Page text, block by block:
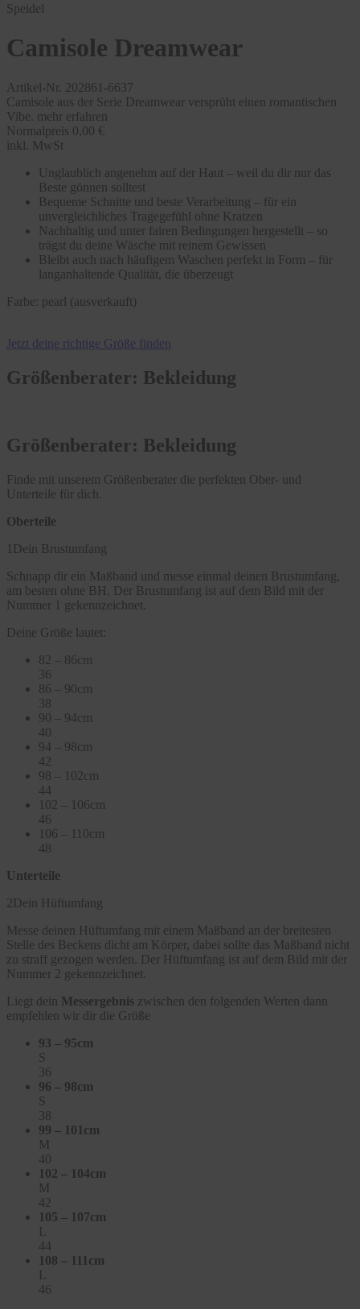
Speidel
Camisole Dreamwear
Artikel-Nr. 202861-6637
Camisole aus der Serie Dreamwear versprüht einen romantischen
Vibe. mehr erfahren
Normalpreis 0,00 €
inkl. MwSt
Unglaublich angenehm auf der Haut – weil du dir nur das
Beste gönnen solltest
Bequeme Schnitte und beste Verarbeitung – für ein
unvergleichliches Tragegefühl ohne Kratzen
Nachhaltig und unter fairen Bedingungen hergestellt – so
trägst du deine Wäsche mit reinem Gewissen
Bleibt auch nach häufigem Waschen perfekt in Form – für
langanhaltende Qualität, die überzeugt
Farbe: pearl (ausverkauft)
Jetzt deine richtige Größe finden
Größenberater: Bekleidung
Größenberater: Bekleidung
Finde mit unserem Größenberater die perfekten Ober- und
Unterteile für dich.
Oberteile
1 Dein Brustumfang
Schnapp dir ein Maßband und messe einmal deinen Brustumfang,
am besten ohne BH. Der Brustumfang ist auf dem Bild mit der
Nummer 1 gekennzeichnet.
Deine Größe lautet:
82 – 86cm
36
86 – 90cm
38
90 – 94cm
40
94 – 98cm
42
98 – 102cm
44
102 – 106cm
46
106 – 110cm
48
Unterteile
2Dein Hüftumfang
Messe deinen Hüftumfang mit einem Maßband an der breitesten
Stelle des Beckens dicht am Körper, dabei sollte das Maßband nicht
zu straff gezogen werden. Der Hüftumfang ist auf dem Bild mit der
Nummer 2 gekennzeichnet.
Liegt dein Messergebnis zwischen den folgenden Werten dann
empfehlen wir dir die Größe
93 – 95cm
S
36
96 – 98cm
S
38
99 – 101cm
M
40
102 – 104cm
M
42
105 – 107cm
L
44
108 – 111cm
L
46